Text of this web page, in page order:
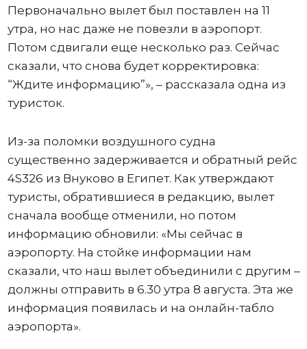
Первоначально вылет был поставлен на 11
утра, но нас даже не повезли в аэропорт.
Потом сдвигали еще несколько раз. Сейчас
сказали, что снова будет корректировка:
“Ждите информацию”», – рассказала одна из
туристок.
Из-за поломки воздушного судна
существенно задерживается и обратный рейс
4S326 из Внуково в Египет. Как утверждают
туристы, обратившиеся в редакцию, вылет
сначала вообще отменили, но потом
информацию обновили: «Мы сейчас в
аэропорту. На стойке информации нам
сказали, что наш вылет объединили с другим –
должны отправить в 6.30 утра 8 августа. Эта же
информация появилась и на онлайн-табло
аэропорта».